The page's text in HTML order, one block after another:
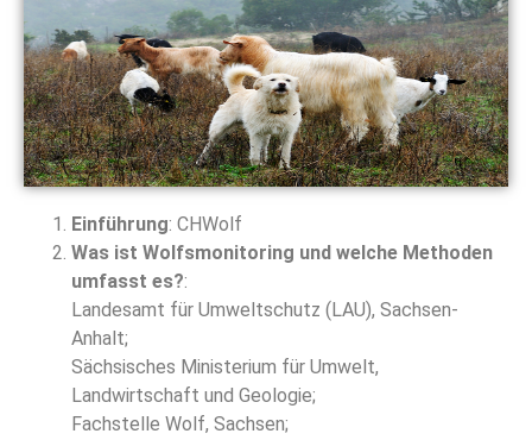
Einführung: CHWolf
Was ist Wolfsmonitoring und welche Methoden
umfasst es?:
Landesamt für Umweltschutz (LAU), Sachsen-
Anhalt;
Sächsisches Ministerium für Umwelt,
Landwirtschaft und Geologie;
Fachstelle Wolf, Sachsen;